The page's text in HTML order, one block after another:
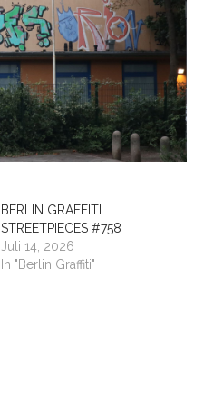
BERLIN GRAFFITI
STREETPIECES #758
Juli 14, 2026
In "Berlin Graffiti"